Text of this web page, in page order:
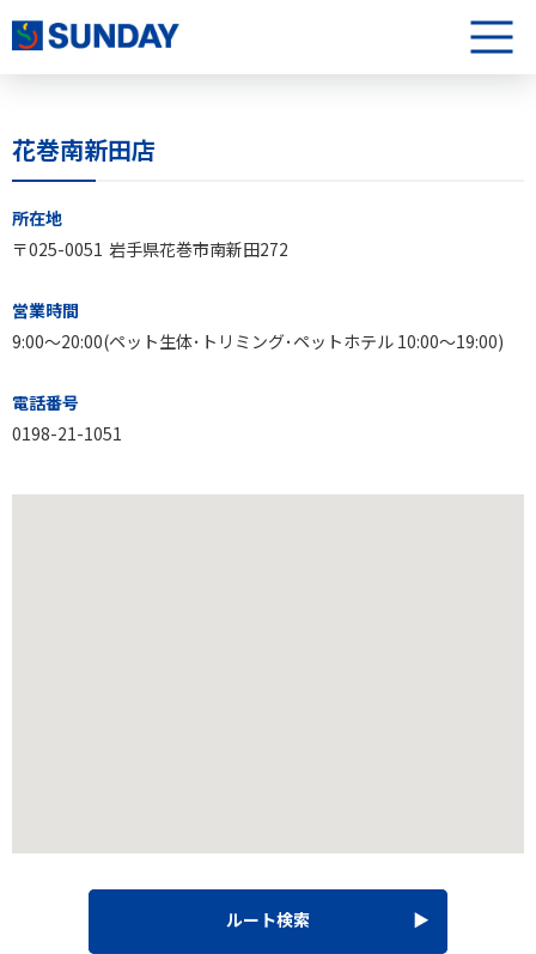
株式会社サンデー
メニュ
花巻南新田店
花巻南新田店について
所在地
〒025-0051 岩手県花巻市南新田272
営業時間
9:00〜20:00(ペット生体･トリミング･ペットホテル 10:00～19:00)
電話番号
0198-21-1051
ルート検索